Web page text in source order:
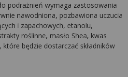
podrażnień wymaga zastosowania
nawodniona, pozbawiona uczucia
i zapachowych, etanolu,
roślinne, masło Shea, kwas
, które będzie dostarczać składników